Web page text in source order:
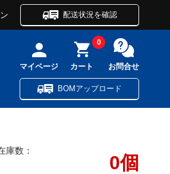
配送状況を確認
マイページ カート
0
お問合せ
BOMアップロード
庫数：
0個